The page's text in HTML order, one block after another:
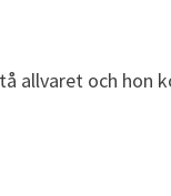
allvaret och hon